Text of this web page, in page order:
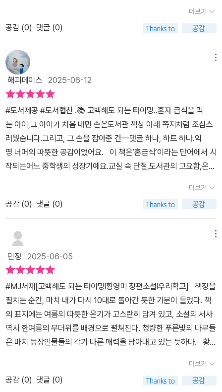
민에게 동아리 아이들은 다 보석처럼 빛나 보이기만 한다. 어른으로
가는 외피마저 여물기 전, 청소년 시기의 말랑함과 불안함을 너무 잘
담은 소설이다. 지금 중학생 아이를 키우고 있어서인지 아이 친구의
일기장을 어쩌다 읽은 듯 가슴이 콩닥콩닥했다.이 시기의 아이들은
직접 물어오기 전에 눈치챘다고 함부로 아는 체 하기도 어렵고 적당
히 둘러 조언과 응원을 해주곤 하는데 청소년 소설이 그런 어른들을
대신해 '불안해도 지금도 충분히 괜찮다'고 느끼는 감정을 잘 간직하
는 좋은 예시를 보여 주는 것 같다. #소설 #청소년소설 #신간추천 #
책추천 #신간소개 #청소년추천 #독서 #독서일기 #책소개
더보기
공감 (0) 댓글 (0)
해피페이스 2025-06-12
#도서제공 #도서협찬 .📚 고백해도 되는 타이밍..혼자 급식을 먹
는 아이,그 아이가 처음 내민 손은도서관 책상 아래 쪽지처럼 조심스
러웠습니다.그리고, 그 손을 잡아준 건—댓글 하나, 하트 하나.익
명 너머의 따뜻한 공감이었어요.⠀이 책은‘혼급식’이라는 단어에서 시
작되는어느 중학생의 성장기예요.교실 속 단절,도서관의 고요함,온라
대.그 모든 시간이지민이라는 아이의 내면을조금씩, 그러나 분명하
게 성장시킵니다.⠀좋아하는 문장을 함께 읽고,마음을 나누는 동아리.
책 속 고전 작품은인물들의 감정을 비추는 거울처럼아이들 곁에 살며
시 놓여 있어요.⠀함께 밥 먹자고 말해주는 친구가 생기고,자신의 상
처에 대해 솔직해지는 타이밍이 찾아올 때—우리 아이는 비로소‘나
는 이만하면 괜찮은 사람’이라는 믿음을스스로에게 선물하게 됩니다.
⠀💭이야기를 따라가다 보면누구나 사춘기 시절의 나를 떠올리게 돼
요.‘어른’이라는 이름으로,아이들의 속도를 잊고 살고 있던 우리에게
지민이의 하루하루는작고 단단한 질문을 건넵니다.⠀“그 시절의 너
는, 괜찮았니?”“지금 내 아이는, 어디쯤 걸어가고 있을까?”⠀🌱『고
백해도 되는 타이밍』은아이들이 자기 마음을 꺼내 보일 수 있는그 용
기의 순간을어른인 우리가 얼마나 잘 받아줄 수 있을지를조용히 되묻
는 소설입니다.사춘기 자녀를 둔 부모님,또는 교실 밖에서 아이들
을 바라보는 어른이라면—이 책이 주는 잔잔한 울림에반드시 마음
더보기
공감 (0) 댓글 (0)
민정 2025-06-05
#MJ서재[고백해도 되는 타이밍l황영미 장편소설l우리학교] 책장을
펼치는 순간, 마치 내가 다시 10대로 돌아간 듯한 기분이 들었다. 책
의 표지에는 여름의 따뜻한 온기가 고스란히 담겨 있고, 소설의 서사
역시 한여름의 무더위를 배경으로 펼쳐진다. 청량한 푸른빛의 나무들
은 마치 등장인물들의 각기 다른 매력을 담아내고 있는 듯하다. 황영
해 이야기를 이끌어간다. 예민하고 날카로운 사춘기 시절, 세상의 중
심이 ‘친구’이고 모든 문제의 원인 또한 ‘친구’인 시기다. 동시에 이성
더보기
공감 (0) 댓글 (0)